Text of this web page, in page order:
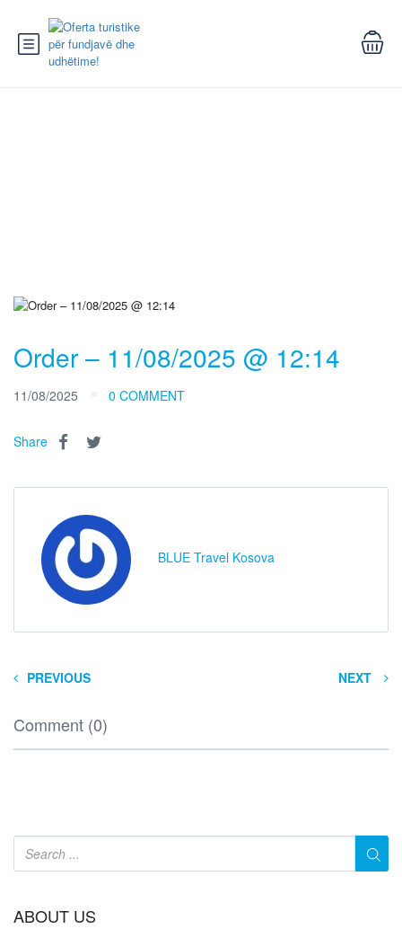
Order – 11/08/2025 @ 12:14
11/08/2025 0 COMMENT
Share
BLUE Travel Kosova
PREVIOUS NEXT
Comment (0)
ABOUT US